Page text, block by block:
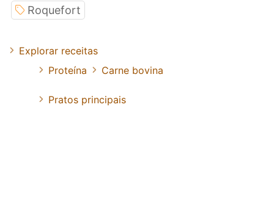
Roquefort
Explorar receitas
Proteína
Carne bovina
Pratos principais